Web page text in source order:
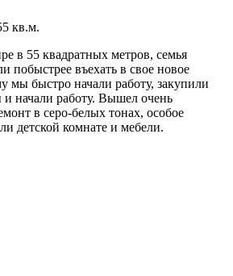
кв.м.
в 55 квадратных метров, семья
побыстрее въехать в свое новое
мы быстро начали работу, закупили
и начали работу. Вышел очень
в серо-белых тонах, особое
детской комнате и мебели.